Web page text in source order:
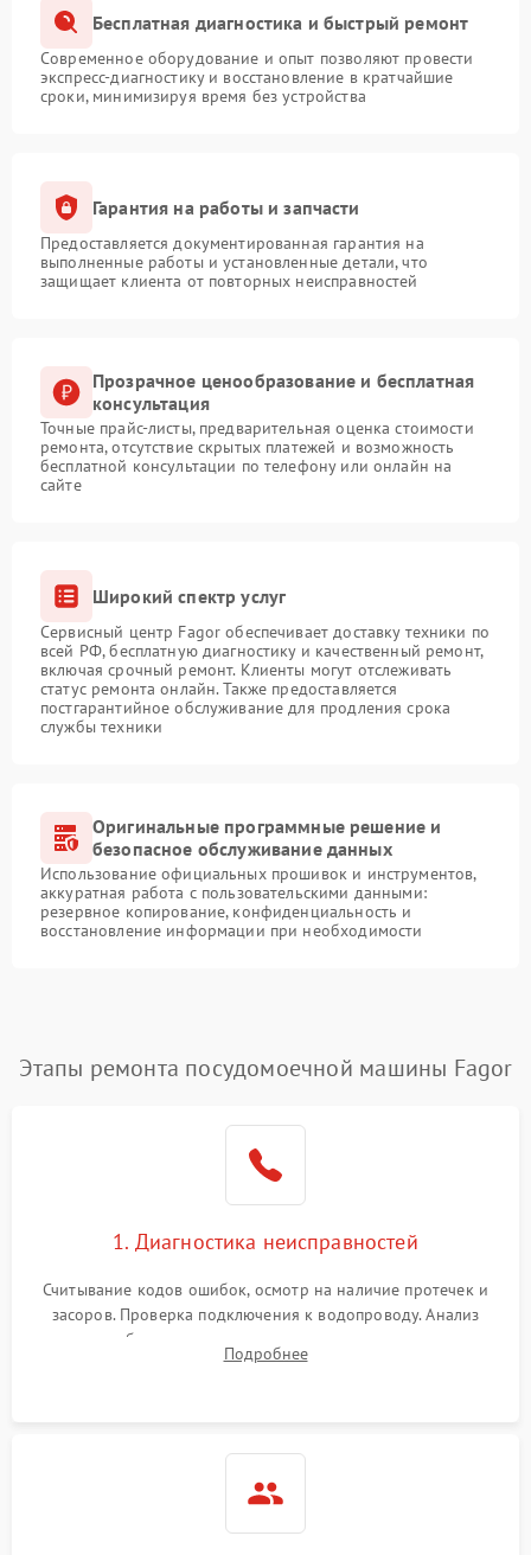
Бесплатная диагностика и быстрый ремонт
Современное оборудование и опыт позволяют провести
экспресс-диагностику и восстановление в кратчайшие
сроки, минимизируя время без устройства
Гарантия на работы и запчасти
Предоставляется документированная гарантия на
выполненные работы и установленные детали, что
защищает клиента от повторных неисправностей
Прозрачное ценообразование и бесплатная
консультация
Точные прайс-листы, предварительная оценка стоимости
ремонта, отсутствие скрытых платежей и возможность
бесплатной консультации по телефону или онлайн на
сайте
Широкий спектр услуг
Сервисный центр Fagor обеспечивает доставку техники по
всей РФ, бесплатную диагностику и качественный ремонт,
включая срочный ремонт. Клиенты могут отслеживать
статус ремонта онлайн. Также предоставляется
постгарантийное обслуживание для продления срока
службы техники
Оригинальные программные решение и
безопасное обслуживание данных
Использование официальных прошивок и инструментов,
аккуратная работа с пользовательскими данными:
резервное копирование, конфиденциальность и
восстановление информации при необходимости
Этапы ремонта посудомоечной машины Fagor
1. Диагностика неисправностей
Считывание кодов ошибок, осмотр на наличие протечек и
засоров. Проверка подключения к водопроводу. Анализ
жалоб на отсутствие слива, нагрева, вращения
разбрызгивателей или срабатывание системы защиты
Подробнее